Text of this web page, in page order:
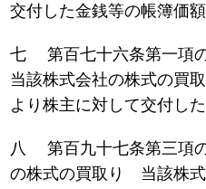
交付した金銭等の帳簿価
七 第百七十六条第一項
当該株式会社の株式の買
より株主に対して交付し
八 第百九十七条第三項
の株式の買取り 当該株